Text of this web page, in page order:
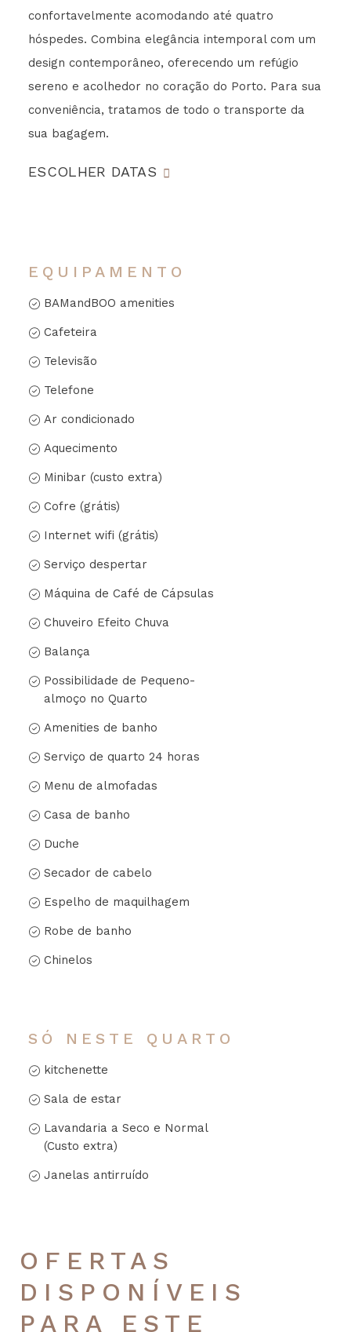
confortavelmente acomodando até quatro
hóspedes. Combina elegância intemporal com um
design contemporâneo, oferecendo um refúgio
sereno e acolhedor no coração do Porto. Para sua
conveniência, tratamos de todo o transporte da
sua bagagem.
ESCOLHER DATAS
EQUIPAMENTO
BAMandBOO amenities
Cafeteira
Televisão
Telefone
Ar condicionado
Aquecimento
Minibar (custo extra)
Cofre (grátis)
Internet wifi (grátis)
Serviço despertar
Máquina de Café de Cápsulas
Chuveiro Efeito Chuva
Balança
Possibilidade de Pequeno-
almoço no Quarto
Amenities de banho
Serviço de quarto 24 horas
Menu de almofadas
Casa de banho
Duche
Secador de cabelo
Espelho de maquilhagem
Robe de banho
Chinelos
SÓ NESTE QUARTO
kitchenette
Sala de estar
Lavandaria a Seco e Normal
(Custo extra)
Janelas antirruído
OFERTAS
DISPONÍVEIS
PARA ESTE